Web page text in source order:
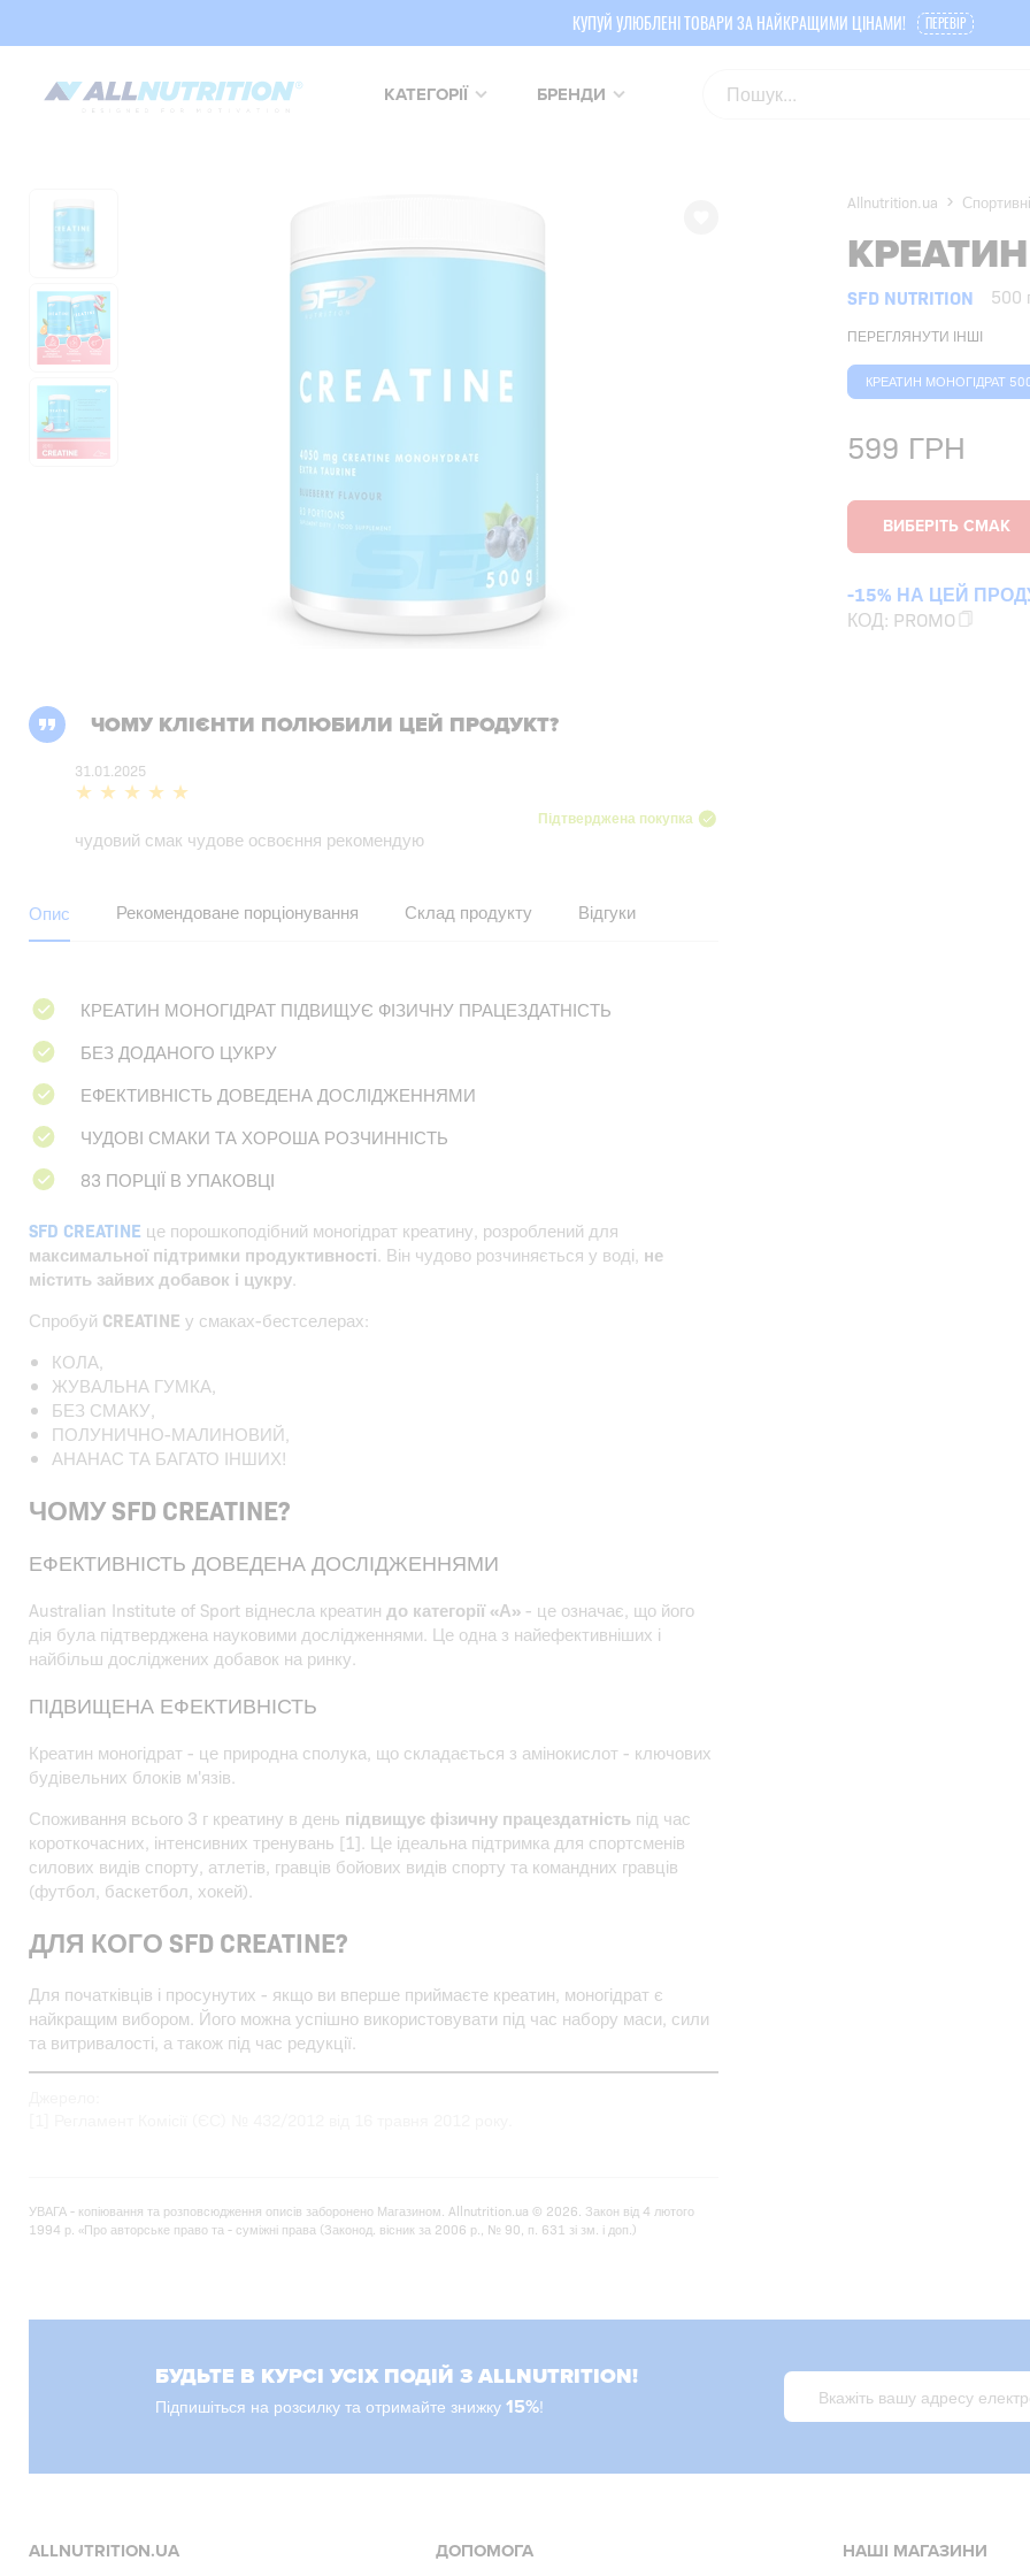
КУПУЙ УЛЮБЛЕНІ ТОВАРИ ЗА НАЙКРАЩИМИ ЦІНАМИ! ПЕРЕВІР
КАТЕГОРІЇ БРЕНДИ
Allnutrition.ua
SFD NUTRITION 500
ПЕРЕГЛЯНУТИ ІНШІ
КРЕАТИН МОНОГІДРАТ
599 ГРН
-15% НА ЦЕЙ
КОД: PROMO
ЧОМУ КЛІЄНТИ ПОЛЮБИЛИ ЦЕЙ ПРОДУКТ?
31.01.2025
Підтверджена покупка
чудовий смак чудове освоєння рекомендую
Опис Рекомендоване порціонування Склад продукту Відгуки
КРЕАТИН МОНОГІДРАТ ПІДВИЩУЄ ФІЗИЧНУ ПРАЦЕЗДАТНІСТЬ
БЕЗ ДОДАНОГО ЦУКРУ
ЕФЕКТИВНІСТЬ ДОВЕДЕНА ДОСЛІДЖЕННЯМИ
ЧУДОВІ СМАКИ ТА ХОРОША РОЗЧИННІСТЬ
83 ПОРЦІЇ В УПАКОВЦІ
SFD CREATINE це порошкоподібний моногідрат креатину, розроблений для
максимальної підтримки продуктивності . Він чудово розчиняється у воді, не
містить зайвих добавок і цукру
Спробуй CREATINE у смаках-бестселерах:
КОЛА,
ЖУВАЛЬНА ГУМКА,
БЕЗ СМАКУ,
ПОЛУНИЧНО-МАЛИНОВИЙ,
АНАНАС ТА БАГАТО ІНШИХ!
ЧОМУ SFD CREATINE?
ЕФЕКТИВНІСТЬ ДОВЕДЕНА ДОСЛІДЖЕННЯМИ
Australian Institute of Sport віднесла креатин до категорії «А» - це означає, що його
дія була підтверджена науковими дослідженнями. Це одна з найефективніших і
найбільш досліджених добавок на ринку.
ПІДВИЩЕНА ЕФЕКТИВНІСТЬ
Креатин моногідрат - це природна сполука, що складається з амінокислот - ключових
будівельних блоків м'язів.
Споживання всього 3 г креатину в день підвищує фізичну працездатність під час
короткочасних, інтенсивних тренувань [1]. Це ідеальна підтримка для спортсменів
силових видів спорту, атлетів, гравців бойових видів спорту та командних гравців
(футбол, баскетбол, хокей).
ДЛЯ КОГО SFD CREATINE?
Для початківців і просунутих - якщо ви вперше приймаєте креатин, моногідрат є
найкращим вибором. Його можна успішно використовувати під час набору маси, сили
та витривалості, а також під час редукції.
УВАГА - копіювання та розповсюдження описів заборонено Магазином. Allnutrition.ua © 2026. Закон від 4 лютого
1994 р. «Про авторське право та - суміжні права (Законод. вісник за 2006 р., № 90, п. 631 зі зм. і доп.)
БУДЬТЕ В КУРСІ УСІХ ПОДІЙ З ALLNUTRITION!
Підпишіться на розсилку та отримайте знижку 15%!
ALLNUTRITION.UA ДОПОМОГА НАШІ МАГАЗИНИ